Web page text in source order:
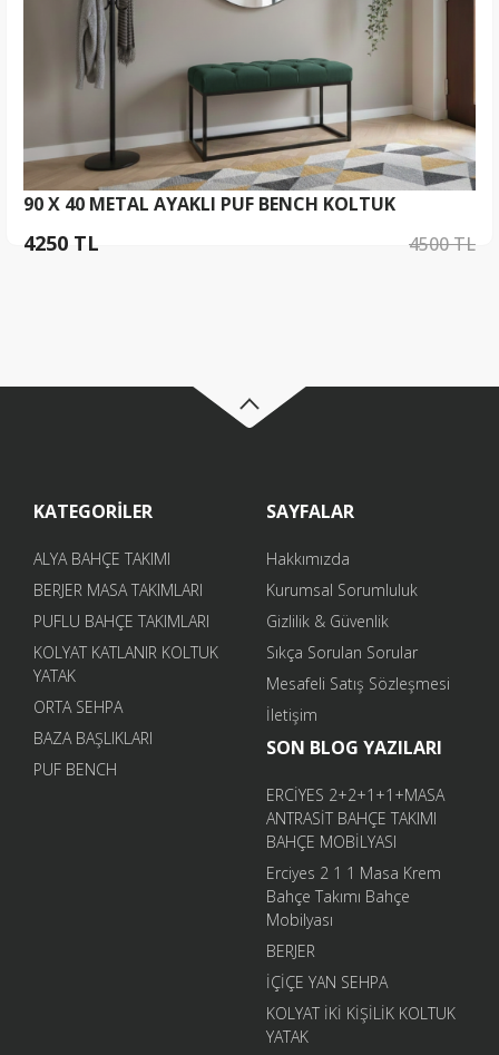
90 X 40 METAL AYAKLI PUF BENCH KOLTUK
4500 TL
4250 TL
KATEGORİLER
ALYA BAHÇE TAKIMI
BERJER MASA TAKIMLARI
PUFLU BAHÇE TAKIMLARI
KOLYAT KATLANIR KOLTUK
YATAK
ORTA SEHPA
BAZA BAŞLIKLARI
PUF BENCH
SAYFALAR
Hakkımızda
Kurumsal Sorumluluk
Gizlilik & Güvenlik
Sıkça Sorulan Sorular
Mesafeli Satış Sözleşmesi
İletişim
SON BLOG YAZILARI
ERCİYES 2+2+1+1+MASA
ANTRASİT BAHÇE TAKIMI
BAHÇE MOBİLYASI
Erciyes 2 1 1 Masa Krem
Bahçe Takımı Bahçe
Mobilyası
BERJER
İÇİÇE YAN SEHPA
KOLYAT İKİ KİŞİLİK KOLTUK
YATAK